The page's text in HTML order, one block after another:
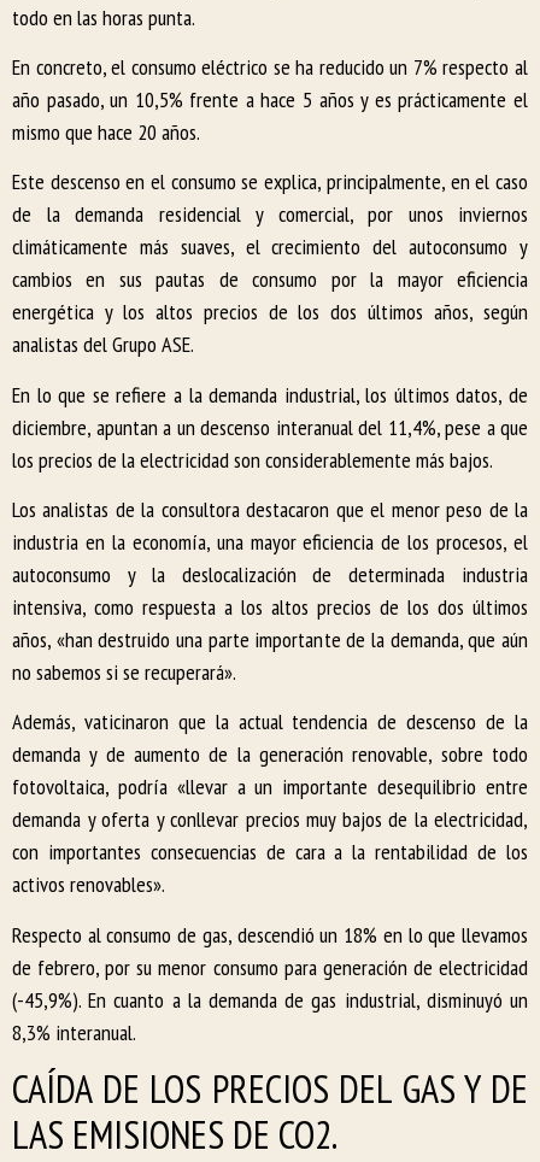
todo en las horas punta.
En concreto, el consumo eléctrico se ha reducido un 7% respecto al
año pasado, un 10,5% frente a hace 5 años y es prácticamente el
mismo que hace 20 años.
Este descenso en el consumo se explica, principalmente, en el caso
de la demanda residencial y comercial, por unos inviernos
climáticamente más suaves, el crecimiento del autoconsumo y
cambios en sus pautas de consumo por la mayor eficiencia
energética y los altos precios de los dos últimos años, según
analistas del Grupo ASE.
En lo que se refiere a la demanda industrial, los últimos datos, de
diciembre, apuntan a un descenso interanual del 11,4%, pese a que
los precios de la electricidad son considerablemente más bajos.
Los analistas de la consultora destacaron que el menor peso de la
industria en la economía, una mayor eficiencia de los procesos, el
autoconsumo y la deslocalización de determinada industria
intensiva, como respuesta a los altos precios de los dos últimos
años, «han destruido una parte importante de la demanda, que aún
no sabemos si se recuperará».
Además, vaticinaron que la actual tendencia de descenso de la
demanda y de aumento de la generación renovable, sobre todo
fotovoltaica, podría «llevar a un importante desequilibrio entre
demanda y oferta y conllevar precios muy bajos de la electricidad,
con importantes consecuencias de cara a la rentabilidad de los
activos renovables».
Respecto al consumo de gas, descendió un 18% en lo que llevamos
de febrero, por su menor consumo para generación de electricidad
(-45,9%). En cuanto a la demanda de gas industrial, disminuyó un
8,3% interanual.
CAÍDA DE LOS PRECIOS DEL GAS Y DE
LAS EMISIONES DE CO2.